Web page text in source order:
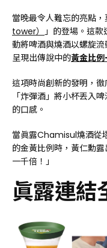
當晚最令人難忘的亮點
tower） 」的登場。這款
動將啤酒與燒酒以螺旋
呈現出傳說中的黃金比
這項時尚創新的發明，
「炸彈酒」將小杯丟入
的口感。
當眞露Chamisul燒酒從
的金黃比例時，黃仁勳
一千倍！」
眞露連結